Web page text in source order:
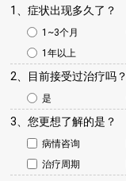
1、症状出现多久了？
1~3个月
1年以上
2、目前接受过治疗吗？
是
3、您更想了解的是？
病情咨询
治疗周期